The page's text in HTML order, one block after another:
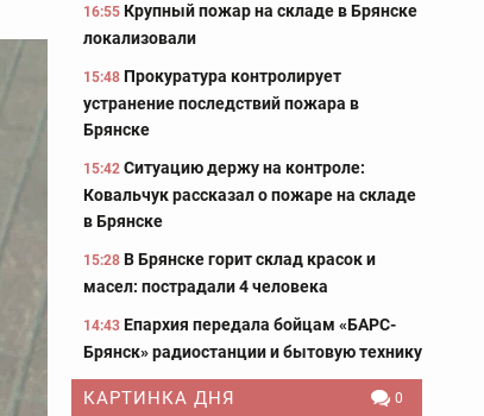
16:55 Крупный пожар на складе в Брянске
локализовали
15:48 Прокуратура контролирует
устранение последствий пожара в
Брянске
15:42 Ситуацию держу на контроле:
Ковальчук рассказал о пожаре на складе
в Брянске
15:28 В Брянске горит склад красок и
масел: пострадали 4 человека
14:43 Епархия передала бойцам «БАРС-
Брянск» радиостанции и бытовую технику
КАРТИНКА ДНЯ 0